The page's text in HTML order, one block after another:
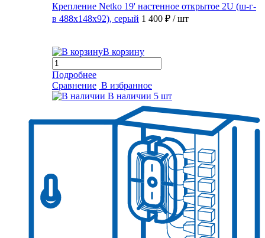
Крепление Netko 19' настенное открытое 2U (ш-г-
в 488х148х92), серый 1 400 ₽ / шт
В корзину
Подробнее
Сравнение В избранное
В наличии 5 шт